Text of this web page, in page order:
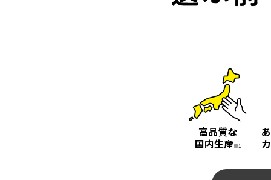
高品質な
国内生産※1